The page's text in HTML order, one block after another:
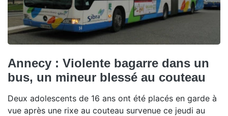
Annecy : Violente bagarre dans un
bus, un mineur blessé au couteau
Deux adolescents de 16 ans ont été placés en garde à
vue après une rixe au couteau survenue ce jeudi au